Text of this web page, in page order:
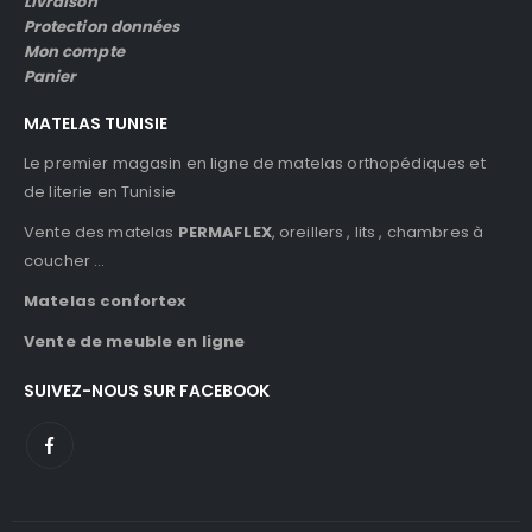
Protection données
Mon compte
Panier
MATELAS TUNISIE
Le premier magasin en ligne de matelas orthopédiques et
de literie en Tunisie
Vente des matelas PERMAFLEX, oreillers , lits , chambres à
coucher …
Matelas confortex
Vente de meuble en ligne
SUIVEZ-NOUS SUR FACEBOOK